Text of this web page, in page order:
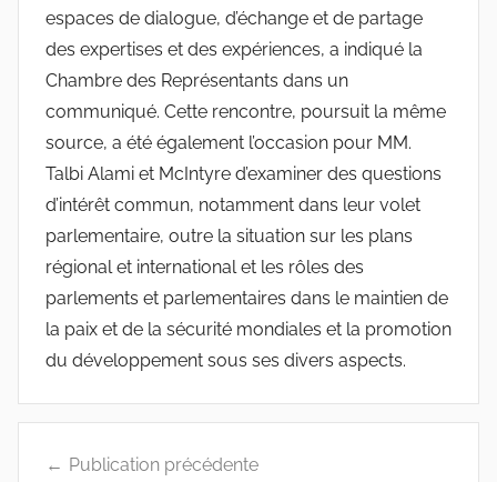
espaces de dialogue, d’échange et de partage
des expertises et des expériences, a indiqué la
Chambre des Représentants dans un
communiqué. Cette rencontre, poursuit la même
source, a été également l’occasion pour MM.
Talbi Alami et McIntyre d’examiner des questions
d’intérêt commun, notamment dans leur volet
parlementaire, outre la situation sur les plans
régional et international et les rôles des
parlements et parlementaires dans le maintien de
la paix et de la sécurité mondiales et la promotion
du développement sous ses divers aspects.
Publication précédente